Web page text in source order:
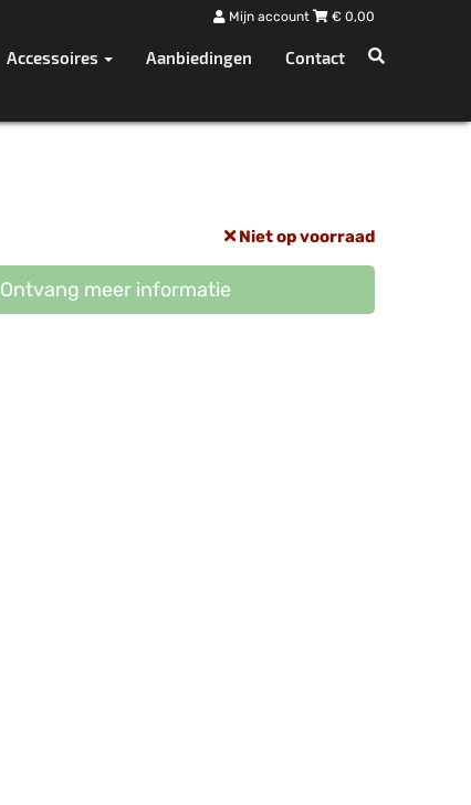
Mijn account € 0,00
Accessoires Aanbiedingen Contact
Niet op voorraad
Ontvang meer informatie